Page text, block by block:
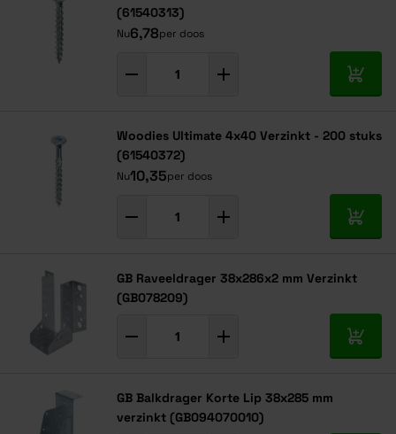
(61540313)
Nu6,78per doos
In
Woodies Ultimate 4x40 Verzinkt - 200 stuks
(61540372)
Nu10,35per doos
In
GB Raveeldrager 38x286x2 mm Verzinkt
(GB078209)
In
GB Balkdrager Korte Lip 38x285 mm
verzinkt (GB094070010)